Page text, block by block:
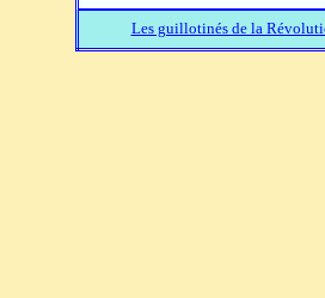
Les guillotinés de la